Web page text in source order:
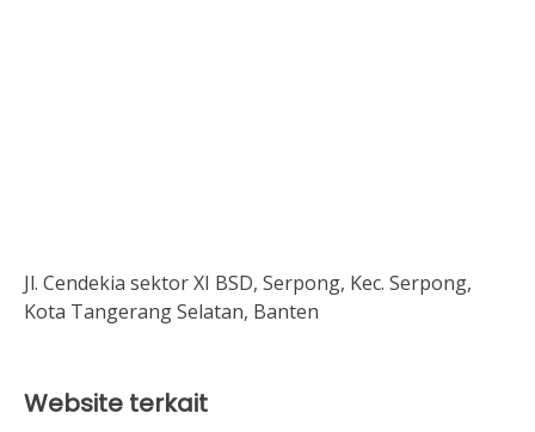
Jl. Cendekia sektor XI BSD, Serpong, Kec. Serpong,
Kota Tangerang Selatan, Banten
Website terkait